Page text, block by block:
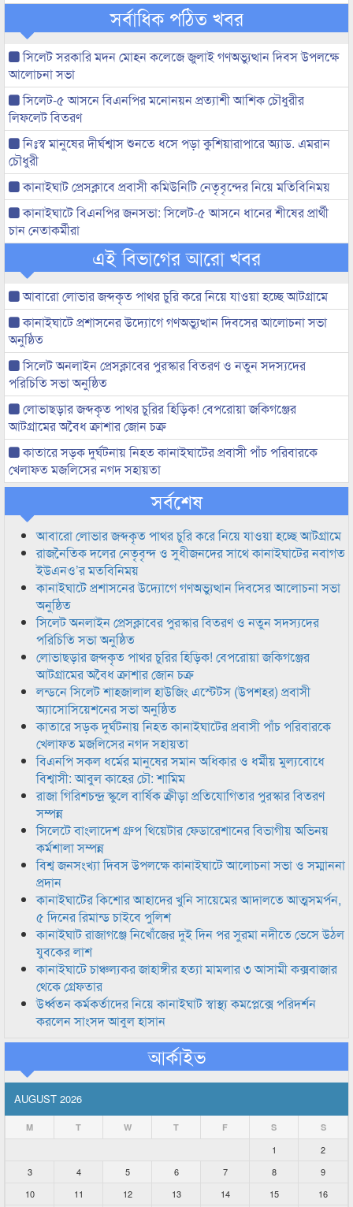
সর্বাধিক পঠিত খবর
সিলেট সরকারি মদন মোহন কলেজে জুলাই গণঅভ্যুত্থান দিবস উপলক্ষে
আলোচনা সভা
সিলেট-৫ আসনে বিএনপির মনোনয়ন প্রত্যাশী আশিক চৌধুরীর
লিফলেট বিতরণ
নিঃস্ব মানুষের দীর্ঘশ্বাস শুনতে ধসে পড়া কুশিয়ারাপারে অ্যাড. এমরান
চৌধুরী
কানাইঘাট প্রেসক্লাবে প্রবাসী কমিউনিটি নেতৃবৃন্দের নিয়ে মতিবিনিময়
কানাইঘাটে বিএনপির জনসভা: সিলেট-৫ আসনে ধানের শীষের প্রার্থী
চান নেতাকর্মীরা
এই বিভাগের আরো খবর
আবারো লোভার জব্দকৃত পাথর চুরি করে নিয়ে যাওয়া হচ্ছে আটগ্রামে
কানাইঘাটে প্রশাসনের উদ্যোগে গণঅভ্যুত্থান দিবসের আলোচনা সভা
অনুষ্ঠিত
সিলেট অনলাইন প্রেসক্লাবের পুরস্কার বিতরণ ও নতুন সদস্যদের
পরিচিতি সভা অনুষ্ঠিত
লোভাছড়ার জব্দকৃত পাথর চুরির হিড়িক! বেপরোয়া জকিগঞ্জের
আটগ্রামের অবৈধ ক্রাশার জোন চক্র
কাতারে সড়ক দুর্ঘটনায় নিহত কানাইঘাটের প্রবাসী পাঁচ পরিবারকে
খেলাফত মজলিসের নগদ সহায়তা
সর্বশেষ
আবারো লোভার জব্দকৃত পাথর চুরি করে নিয়ে যাওয়া হচ্ছে আটগ্রামে
রাজনৈতিক দলের নেতৃবৃন্দ ও সুধীজনদের সাথে কানাইঘাটের নবাগত
ইউএনও’র মতবিনিময়
কানাইঘাটে প্রশাসনের উদ্যোগে গণঅভ্যুত্থান দিবসের আলোচনা সভা
অনুষ্ঠিত
সিলেট অনলাইন প্রেসক্লাবের পুরস্কার বিতরণ ও নতুন সদস্যদের
পরিচিতি সভা অনুষ্ঠিত
লোভাছড়ার জব্দকৃত পাথর চুরির হিড়িক! বেপরোয়া জকিগঞ্জের
আটগ্রামের অবৈধ ক্রাশার জোন চক্র
লন্ডনে সিলেট শাহজালাল হাউজিং এস্টেটস (উপশহর) প্রবাসী
অ্যাসোসিয়েশনের সভা অনুষ্ঠিত
কাতারে সড়ক দুর্ঘটনায় নিহত কানাইঘাটের প্রবাসী পাঁচ পরিবারকে
খেলাফত মজলিসের নগদ সহায়তা
বিএনপি সকল ধর্মের মানুষের সমান অধিকার ও ধর্মীয় মুল্যবোধে
বিশ্বাসী: আবুল কাহের চৌ: শামিম
রাজা গিরিশচন্দ্র স্কুলে বার্ষিক ক্রীড়া প্রতিযোগিতার পুরস্কার বিতরণ
সম্পন্ন
সিলেটে বাংলাদেশ গ্রুপ থিয়েটার ফেডারেশানের বিভাগীয় অভিনয়
কর্মশালা সম্পন্ন
বিশ্ব জনসংখ্যা দিবস উপলক্ষে কানাইঘাটে আলোচনা সভা ও সম্মাননা
প্রদান
কানাইঘাটের কিশোর আহাদের খুনি সায়েমের আদালতে আত্মসমর্পন,
৫ দিনের রিমান্ড চাইবে পুলিশ
কানাইঘাট রাজাগঞ্জে নিখোঁজের দুই দিন পর সুরমা নদীতে ভেসে উঠল
যুবকের লাশ
কানাইঘাটে চাঞ্চল্যকর জাহাঙ্গীর হত্যা মামলার ৩ আসামী কক্সবাজার
থেকে গ্রেফতার
উর্ধ্বতন কর্মকর্তাদের নিয়ে কানাইঘাট স্বাস্থ্য কমপ্লেক্সে পরিদর্শন
করলেন সাংসদ আবুল হাসান
আর্কাইভ
AUGUST 2026
M T W T F S S
1
2
3
4 5 6 7 8
9
10
11 12 13 14 15 16